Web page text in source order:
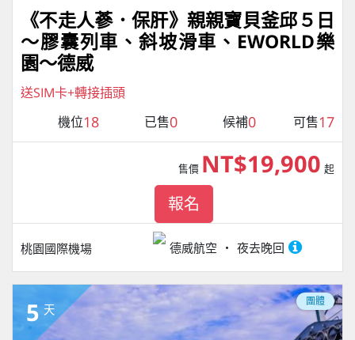
《不走人蔘．保肝》親親寶貝釜邱５日
～膠囊列車、斜坡滑車、EWORLD樂
園～德威
送SIM卡+轉接插頭
機位18 已售0 候補0 可售17
桃園國際機場 德威航空 夜去晚回
售價 NT$19,900 起
報名
5 天
團體